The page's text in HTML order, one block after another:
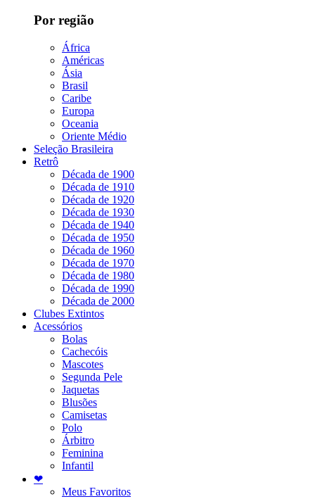
Por região
África
Américas
Ásia
Brasil
Caribe
Europa
Oceania
Oriente Médio
Seleção Brasileira
Retrô
Década de 1900
Década de 1910
Década de 1920
Década de 1930
Década de 1940
Década de 1950
Década de 1960
Década de 1970
Década de 1980
Década de 1990
Década de 2000
Clubes Extintos
Acessórios
Bolas
Cachecóis
Mascotes
Segunda Pele
Jaquetas
Blusões
Camisetas
Polo
Árbitro
Feminina
Infantil
❤
Meus Favoritos